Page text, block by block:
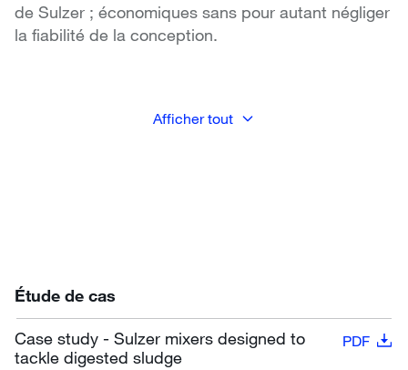
de Sulzer ; économiques sans pour autant négliger
la fiabilité de la conception.
Afficher tout
Étude de cas
Case study - Sulzer mixers designed to
tackle digested sludge
PDF